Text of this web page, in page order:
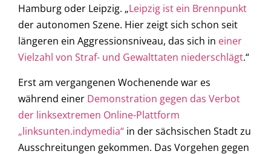
Hamburg oder Leipzig. „Leipzig ist ein Brennpunkt
der autonomen Szene. Hier zeigt sich schon seit
längeren ein Aggressionsniveau, das sich in einer
Vielzahl von Straf- und Gewalttaten niederschlägt.“
Erst am vergangenen Wochenende war es
während einer Demonstration gegen das Verbot
der linksextremen Online-Plattform
„linksunten.indymedia“ in der sächsischen Stadt zu
Ausschreitungen gekommen. Das Vorgehen gegen